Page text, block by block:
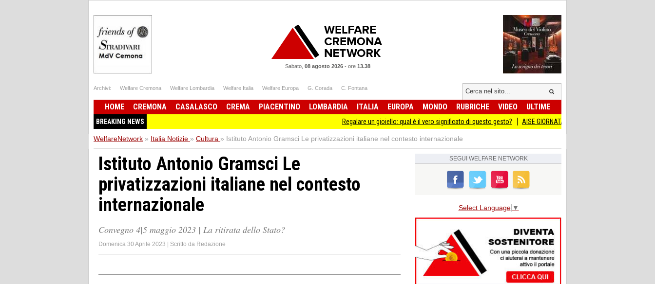
Sabato, 08 agosto 2026- ore 13.38
Archivi: Welfare Cremona Welfare Lombardia Welfare Italia Welfare Europa G. Corada C. Fontana
HOME CREMONA CASALASCO CREMA PIACENTINO LOMBARDIA ITALIA EUROPA MONDO RUBRICHE VIDEO ULTIME
BREAKING NEWS Regalare un gioiello: qual è il vero significato di questo gesto? AISE GIORNATA DEL SACRIFICIO DEL LAVORO ITALIANO
WelfareNetwork » Italia Notizie » Cultura » Istituto Antonio Gramsci Le privatizzazioni italiane nel contesto internazionale
Istituto Antonio Gramsci Le
privatizzazioni italiane nel contesto
internazionale
Convegno 4|5 maggio 2023 | La ritirata dello Stato?
Domenica 30 Aprile 2023 | Scritto da Redazione
SEGUI WELFARE NETWORK
Select Language ▼